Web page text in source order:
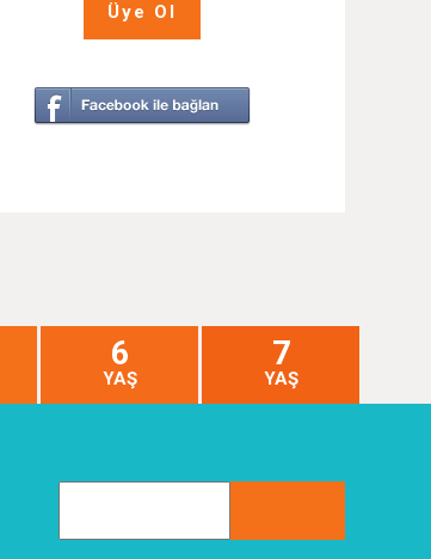
Üye Ol
6
YAŞ
7
YAŞ